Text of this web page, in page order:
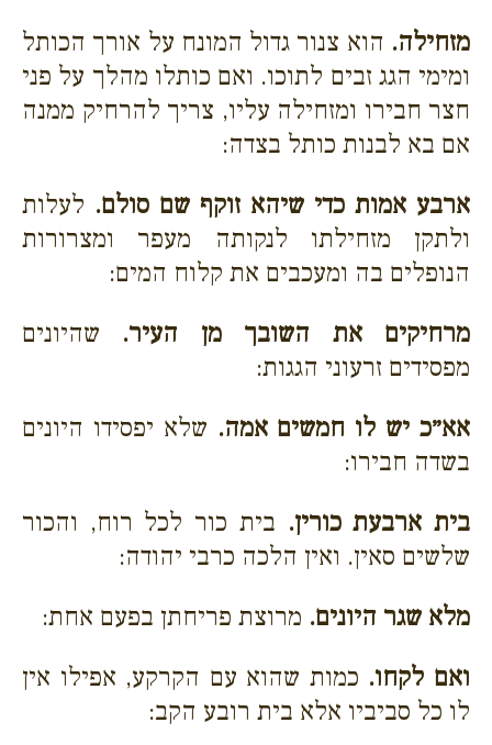
מזחילה. הוא צנור גדול המונח על אורך הכותל
ומימי הגג זבים לתוכו. ואם כותלו מהלך על פני
חצר חבירו ומזחילה עליו, צריך להרחיק ממנה
אם בא לבנות כותל בצדה:
ארבע אמות כדי שיהא זוקף שם סולם. לעלות
ולתקן מזחילתו לנקותה מעפר ומצרורות
הנופלים בה ומעכבים את קלוח המים:
מרחיקים את השובך מן העיר. שהיונים
מפסידים זרעוני הגגות:
אא״כ יש לו חמשים אמה. שלא יפסידו היונים
בשדה חבירו:
בית ארבעת כורין. בית כור לכל רוח, והכור
שלשים סאין. ואין הלכה כרבי יהודה:
מלא שגר היונים. מרוצת פריחתן בפעם אחת:
ואם לקחו. כמות שהוא עם הקרקע, אפילו אין
לו כל סביביו אלא בית רובע הקב: